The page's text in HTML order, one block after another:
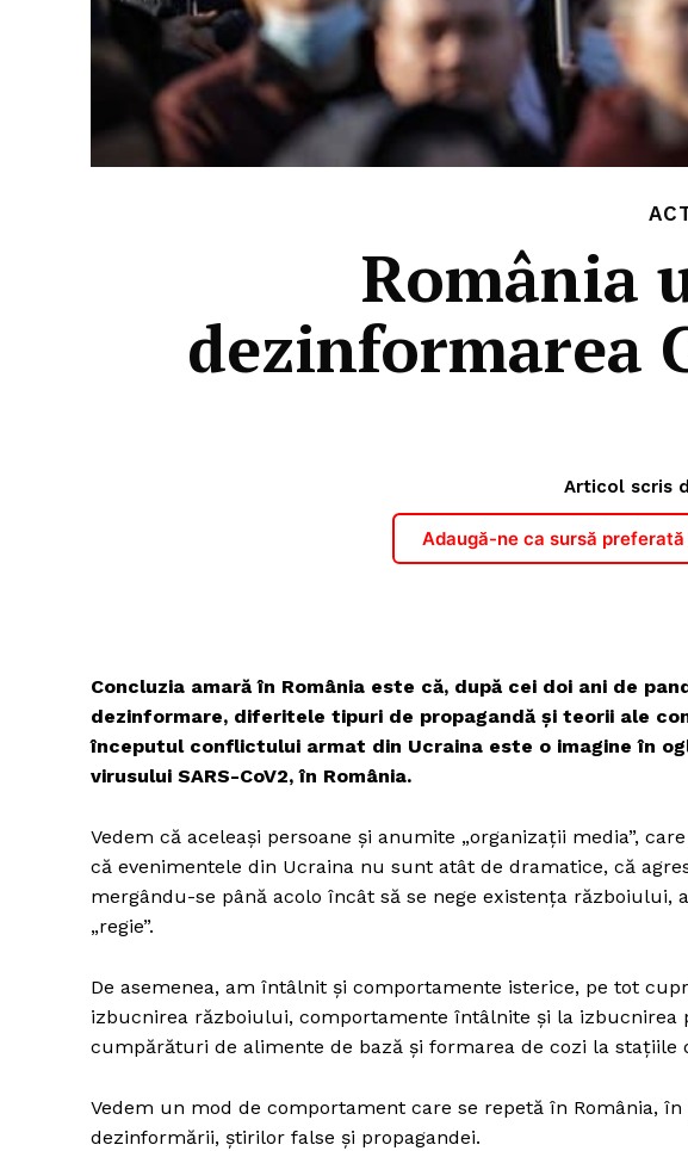
România
dezinformarea
Articol scris
Adaugă-ne ca sursă preferată
Concluzia amară în România este că, după cei doi ani de
dezinformare, diferitele tipuri de propagandă şi teorii ale
începutul conflictului armat din Ucraina este o imagine în
virusului SARS-CoV2, în România.
Vedem că aceleaşi persoane şi anumite „organizaţii media”,
că evenimentele din Ucraina nu sunt atât de dramatice, că
mergându-se până acolo încât să se nege existenţa războiului,
„regie”.
De asemenea, am întâlnit şi comportamente isterice, pe tot
izbucnirea războiului, comportamente întâlnite şi la izbucnirea
cumpărături de alimente de bază şi formarea de cozi la staţiile
Vedem un mod de comportament care se repetă în România,
dezinformării, ştirilor false şi propagandei.